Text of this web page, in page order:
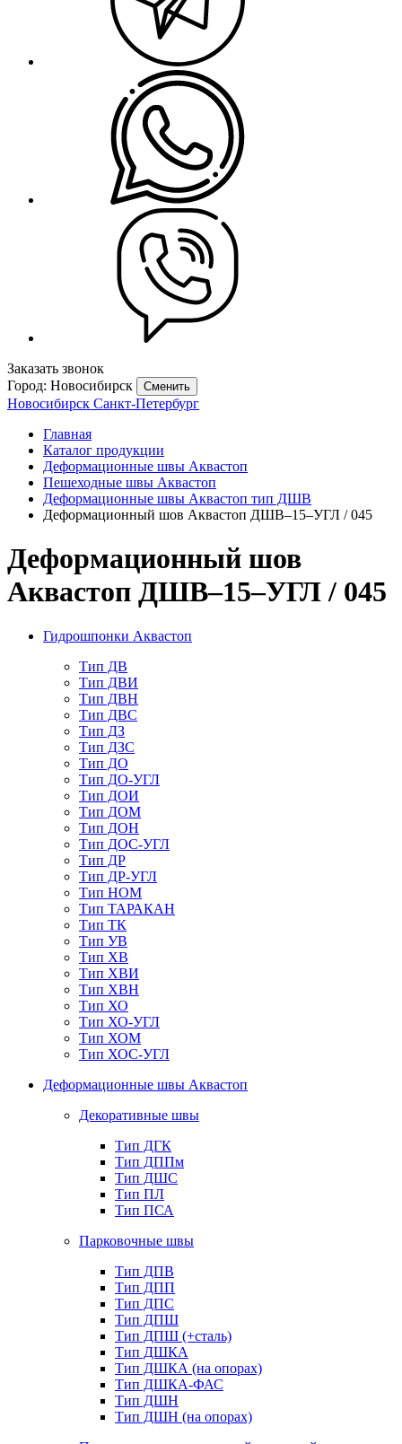
Заказать звонок
Город: Новосибирск
Сменить
Новосибирск Санкт-Петербург
Главная
Каталог продукции
Деформационные швы Аквастоп
Пешеходные швы Аквастоп
Деформационные швы Аквастоп тип ДШВ
Деформационный шов Аквастоп ДШВ–15–УГЛ / 045
Деформационный шов
Аквастоп ДШВ–15–УГЛ / 045
Гидрошпонки Аквастоп
Тип ДВ
Тип ДВИ
Тип ДВН
Тип ДВС
Тип ДЗ
Тип ДЗС
Тип ДО
Тип ДО-УГЛ
Тип ДОИ
Тип ДОМ
Тип ДОН
Тип ДОС-УГЛ
Тип ДР
Тип ДР-УГЛ
Тип НОМ
Тип ТАРАКАН
Тип ТК
Тип УВ
Тип ХВ
Тип ХВИ
Тип ХВН
Тип ХО
Тип ХО-УГЛ
Тип ХОМ
Тип ХОС-УГЛ
Деформационные швы Аквастоп
Декоративные швы
Тип ДГК
Тип ДППм
Тип ДШС
Тип ПЛ
Тип ПСА
Парковочные швы
Тип ДПВ
Тип ДПП
Тип ДПС
Тип ДПШ
Тип ДПШ (+сталь)
Тип ДШКА
Тип ДШКА (на опорах)
Тип ДШКА-ФАС
Тип ДШН
Тип ДШН (на опорах)